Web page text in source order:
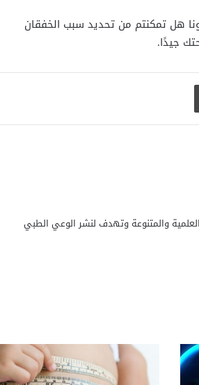
هل تمكنتم من تحديد سبب الخفقان
جيدًا.
طباعة
والمتنوعة وتهدف لنشر الوعي الطبي